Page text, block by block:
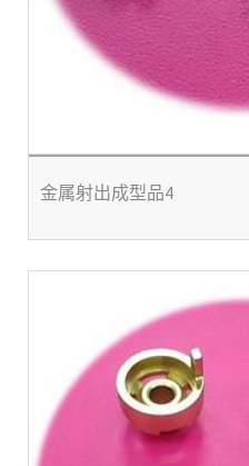
金属射出成型品4